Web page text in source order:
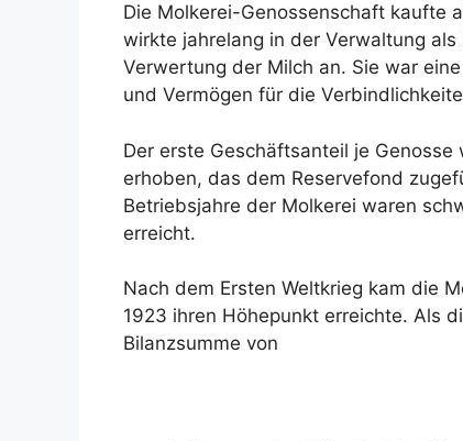
Die Molkerei-Genossenschaft kaufte
wirkte jahrelang in der Verwaltung
Verwertung der Milch an. Sie war
und Vermögen für die
Der erste Geschäftsanteil je
erhoben, das dem Reservefond
Betriebsjahre der Molkerei waren
erreicht.
Nach dem Ersten Weltkrieg kam die
1923 ihren Höhepunkt erreichte. Als
Bilanzsumme von